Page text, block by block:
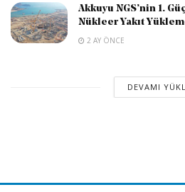
Akkuyu NGS’nin 1.
Nükleer Yakıt
2 AY ÖNCE
DEVAMI